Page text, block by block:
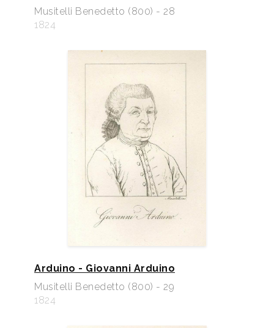
Musitelli Benedetto (800) - 28
1824
Arduino - Giovanni Arduino
Musitelli Benedetto (800) - 29
1824